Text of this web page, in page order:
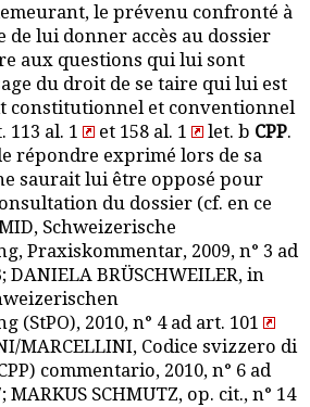
le prévenu confronté à
de lui donner accès au dossier
aux questions qui lui sont
du droit de se taire qui lui est
constitutionnel et conventionnel
113 al. 1
et 158 al. 1 let. b CPP.
répondre exprimé lors de sa
saurait lui être opposé pour
du dossier (cf. en ce
Schweizerische
Praxiskommentar, 2009, n° 3 ad
DANIELA BRÜSCHWEILER, in
(StPO), 2010, n° 4 ad art. 101
MARCELLINI, Codice svizzero di
commentario, 2010, n° 6 ad
MARKUS SCHMUTZ, op. cit., n° 14